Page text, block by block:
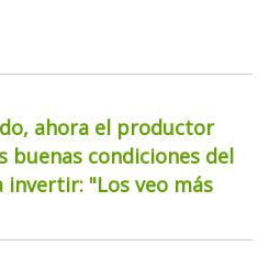
ahora el productor
buenas condiciones del
"Los veo más